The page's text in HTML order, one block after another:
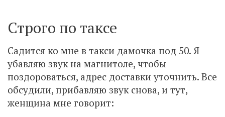
Строго по таксе
Садится ко мне в такси дамочка под 50. Я
убавляю звук на магнитоле, чтобы
поздороваться, адрес доставки уточнить. Все
обсудили, прибавляю звук снова, и тут,
женщина мне говорит: